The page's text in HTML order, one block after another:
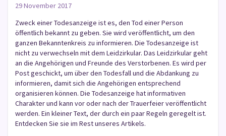
29 November 2017
Zweck einer Todesanzeige ist es, den Tod einer Person
öffentlich bekannt zu geben. Sie wird veröffentlicht, um den
ganzen Bekanntenkreis zu informieren. Die Todesanzeige ist
nicht zu verwechseln mit dem Leidzirkular. Das Leidzirkular geht
an die Angehörigen und Freunde des Verstorbenen. Es wird per
Post geschickt, um über den Todesfall und die Abdankung zu
informieren, damit sich die Angehörigen entsprechend
organisieren können. Die Todesanzeige hat informativen
Charakter und kann vor oder nach der Trauerfeier veröffentlicht
werden. Ein kleiner Text, der durch ein paar Regeln geregelt ist.
Entdecken Sie sie im Rest unseres Artikels.